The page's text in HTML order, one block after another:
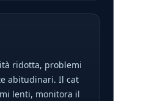
ridotta, problemi
abitudinari. Il cat
lenti, monitora il